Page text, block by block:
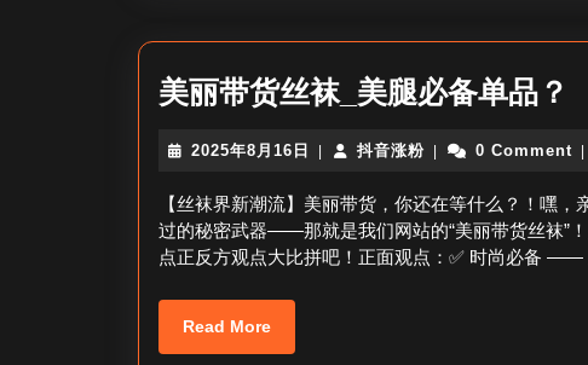
美丽带货丝袜_美腿必备单品？
2025年8月16日
2025
8
月
16
日
抖音涨粉抖
涨
粉
0 Comment
【丝袜界新潮流】美丽带货，你还在等什么？！嘿
过的秘密武器——那就是我们网站的“美丽带货丝袜”
点正反方观点大比拼吧！正面观点：✅ 时尚必备
Read MoreRead
More